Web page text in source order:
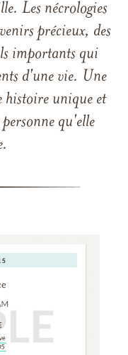
Les nécrologies
précieux, des
importants qui
d'une vie. Une
histoire unique et
qu'elle